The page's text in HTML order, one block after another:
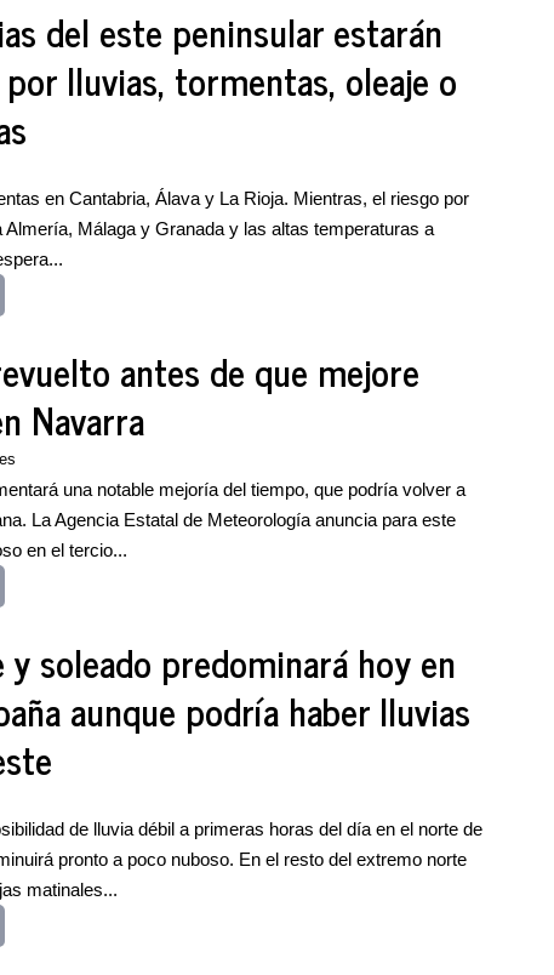
del este peninsular estarán
lluvias, tormentas, oleaje o
en Cantabria, Álava y La Rioja. Mientras, el riesgo por
Málaga y Granada y las altas temperaturas a
antes de que mejore
Navarra
una notable mejoría del tiempo, que podría volver a
La Agencia Estatal de Meteorología anuncia para este
en el tercio...
soleado predominará hoy en
aunque podría haber lluvias
de lluvia débil a primeras horas del día en el norte de
pronto a poco nuboso. En el resto del extremo norte
matinales...